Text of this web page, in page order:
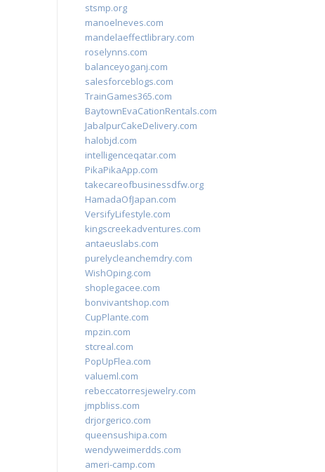
stsmp.org
manoelneves.com
mandelaeffectlibrary.com
roselynns.com
balanceyoganj.com
salesforceblogs.com
TrainGames365.com
BaytownEvaCationRentals.com
JabalpurCakeDelivery.com
halobjd.com
intelligenceqatar.com
PikaPikaApp.com
takecareofbusinessdfw.org
HamadaOfJapan.com
VersifyLifestyle.com
kingscreekadventures.com
antaeuslabs.com
purelycleanchemdry.com
WishOping.com
shoplegacee.com
bonvivantshop.com
CupPlante.com
mpzin.com
stcreal.com
PopUpFlea.com
valueml.com
rebeccatorresjewelry.com
jmpbliss.com
drjorgerico.com
queensushipa.com
wendyweimerdds.com
ameri-camp.com